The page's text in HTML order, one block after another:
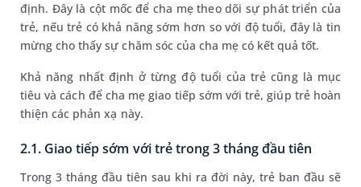
định. Đây là cột mốc để cha mẹ theo dõi sự phát triển của
trẻ, nếu trẻ có khả năng sớm hơn so với độ tuổi, đây là tin
mừng cho thấy sự chăm sóc của cha mẹ có kết quả tốt.
Khả năng nhất định ở từng độ tuổi của trẻ cũng là mục
tiêu và cách để cha mẹ giao tiếp sớm với trẻ, giúp trẻ hoàn
thiện các phản xạ này.
2.1. Giao tiếp sớm với trẻ trong 3 tháng đầu tiên
Trong 3 tháng đầu tiên sau khi ra đời này, trẻ ban đầu sẽ